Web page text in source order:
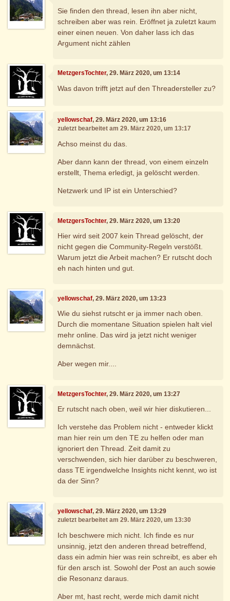
Sie finden den thread, lesen ihn aber nicht,
schreiben aber was rein. Eröffnet ja zuletzt kaum
einer einen neuen. Von daher lass ich das
Argument nicht zählen
MetzgersTochter, 29. März 2020, um 13:14
Was davon trifft jetzt auf den Threadersteller zu?
yellowschaf, 29. März 2020, um 13:16
zuletzt bearbeitet am 29. März 2020, um 13:17
Achso meinst du das.
Aber dann kann der thread, von einem einzeln
erstellt, Thema erledigt, ja gelöscht werden.
Netzwerk und IP ist ein Unterschied?
MetzgersTochter, 29. März 2020, um 13:20
Hier wird seit 2007 kein Thread gelöscht, der
nicht gegen die Community-Regeln verstößt.
Warum jetzt die Arbeit machen? Er rutscht doch
eh nach hinten und gut.
yellowschaf, 29. März 2020, um 13:23
Wie du siehst rutscht er ja immer nach oben.
Durch die momentane Situation spielen halt viel
mehr online. Das wird ja jetzt nicht weniger
demnächst.
Aber wegen mir....
MetzgersTochter, 29. März 2020, um 13:27
Er rutscht nach oben, weil wir hier diskutieren...
Ich verstehe das Problem nicht - entweder klickt
man hier rein um den TE zu helfen oder man
ignoriert den Thread. Zeit damit zu
verschwenden, sich hier darüber zu beschweren,
dass TE irgendwelche Insights nicht kennt, wo ist
da der Sinn?
yellowschaf, 29. März 2020, um 13:29
zuletzt bearbeitet am 29. März 2020, um 13:30
Ich beschwere mich nicht. Ich finde es nur
unsinnig, jetzt den anderen thread betreffend,
dass ein admin hier was rein schreibt, es aber eh
für den arsch ist. Sowohl der Post an auch sowie
die Resonanz daraus.
Aber mt, hast recht, werde mich damit nicht